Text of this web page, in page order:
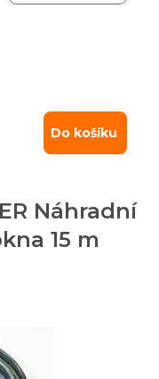
Do košíku
Náhradní
15 m